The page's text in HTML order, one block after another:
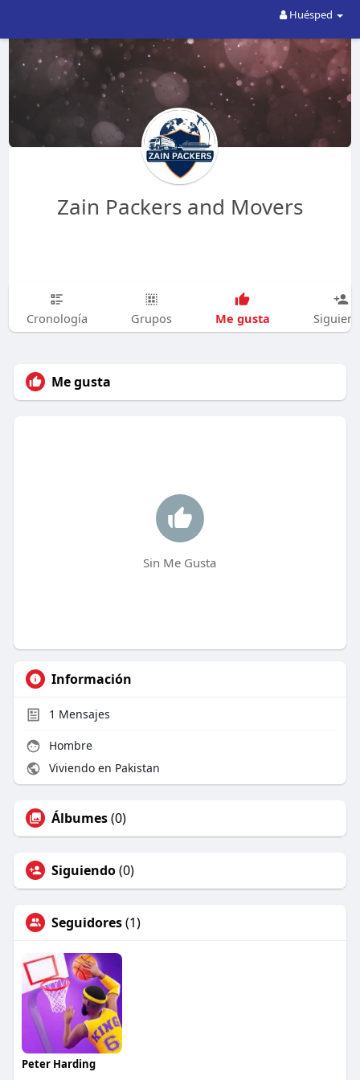
Huésped
Zain Packers and Movers
Cronología Grupos Me gusta
Me gusta
Sin Me Gusta
Información
1 Mensajes
Hombre
Viviendo en Pakistan
Álbumes(0)
Siguiendo(0)
Seguidores(1)
Peter Harding